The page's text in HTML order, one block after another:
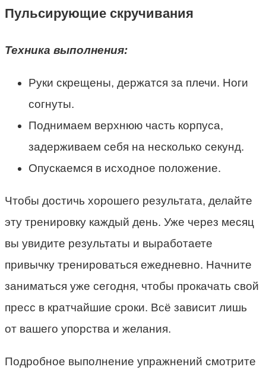
Пульсирующие скручивания
Техника выполнения:
Руки скрещены, держатся за плечи. Ноги
согнуты.
Поднимаем верхнюю часть корпуса,
задерживаем себя на несколько секунд.
Опускаемся в исходное положение.
Чтобы достичь хорошего результата, делайте
эту тренировку каждый день. Уже через месяц
вы увидите результаты и выработаете
привычку тренироваться ежедневно. Начните
заниматься уже сегодня, чтобы прокачать свой
пресс в кратчайшие сроки. Всё зависит лишь
от вашего упорства и желания.
Подробное выполнение упражнений смотрите